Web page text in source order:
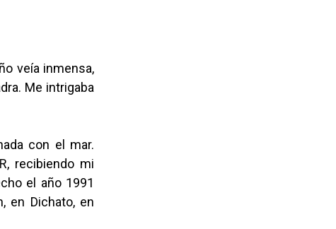
veía inmensa,
Me intrigaba
con el mar.
recibiendo mi
el año 1991
en Dichato, en